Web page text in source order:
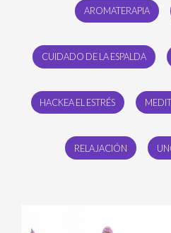
AROMATERAPIA
CUIDADO DE LA ESPALDA
HACKEA EL ESTRÉS
RELAJACIÓN